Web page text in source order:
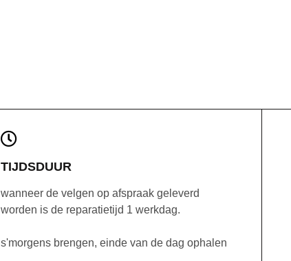
TIJDSDUUR
wanneer de velgen op afspraak geleverd
worden is de reparatietijd 1 werkdag.
s'morgens brengen, einde van de dag ophalen